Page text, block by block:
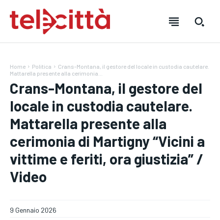
HOME
CRONACA
HOME
DIRETTE RADIO
CRONACA
HOME
DIRETTE RADIO
CRONACA
Home Politica
Crans-Montana, il gestore del locale in custodia cautelare.
Mattarella presente alla cerimonia...
Crans-Montana, il gestore del
locale in custodia cautelare.
Mattarella presente alla
cerimonia di Martigny “Vicini a
vittime e feriti, ora giustizia” /
Video
9 Gennaio 2026